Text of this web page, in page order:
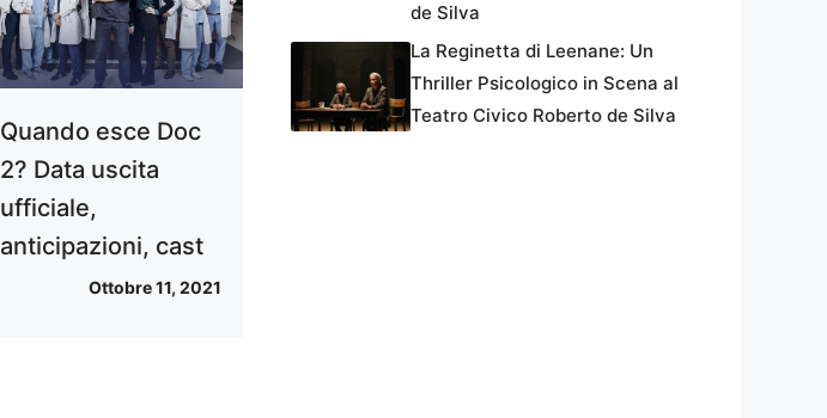
Quando esce Doc
2? Data uscita
ufficiale,
anticipazioni, cast
Ottobre 11, 2021
de Silva
La Reginetta di Leenane: Un
Thriller Psicologico in Scena al
Teatro Civico Roberto de Silva